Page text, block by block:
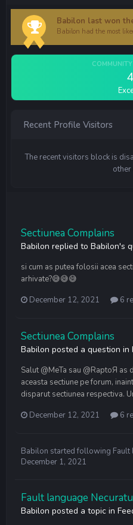
Babilon last won
Babilon had the most
Recent Profile Visitors
The recent visitors block is
other
Sectiunea Complains
Babilon replied to Babilon's
si cum as putea folosii acea
arhivate?😅😅😅
December 12, 2021
6
Sectiunea Complains
Babilon posted a question in
Salut @MeTa sau @RaptoЯ as
aceasta sectiune pe forum,
disparut sectiunea respectiva.
December 12, 2021
6
Babilon started following Fault
December 1, 2021
Fault language
Babilon posted a topic in